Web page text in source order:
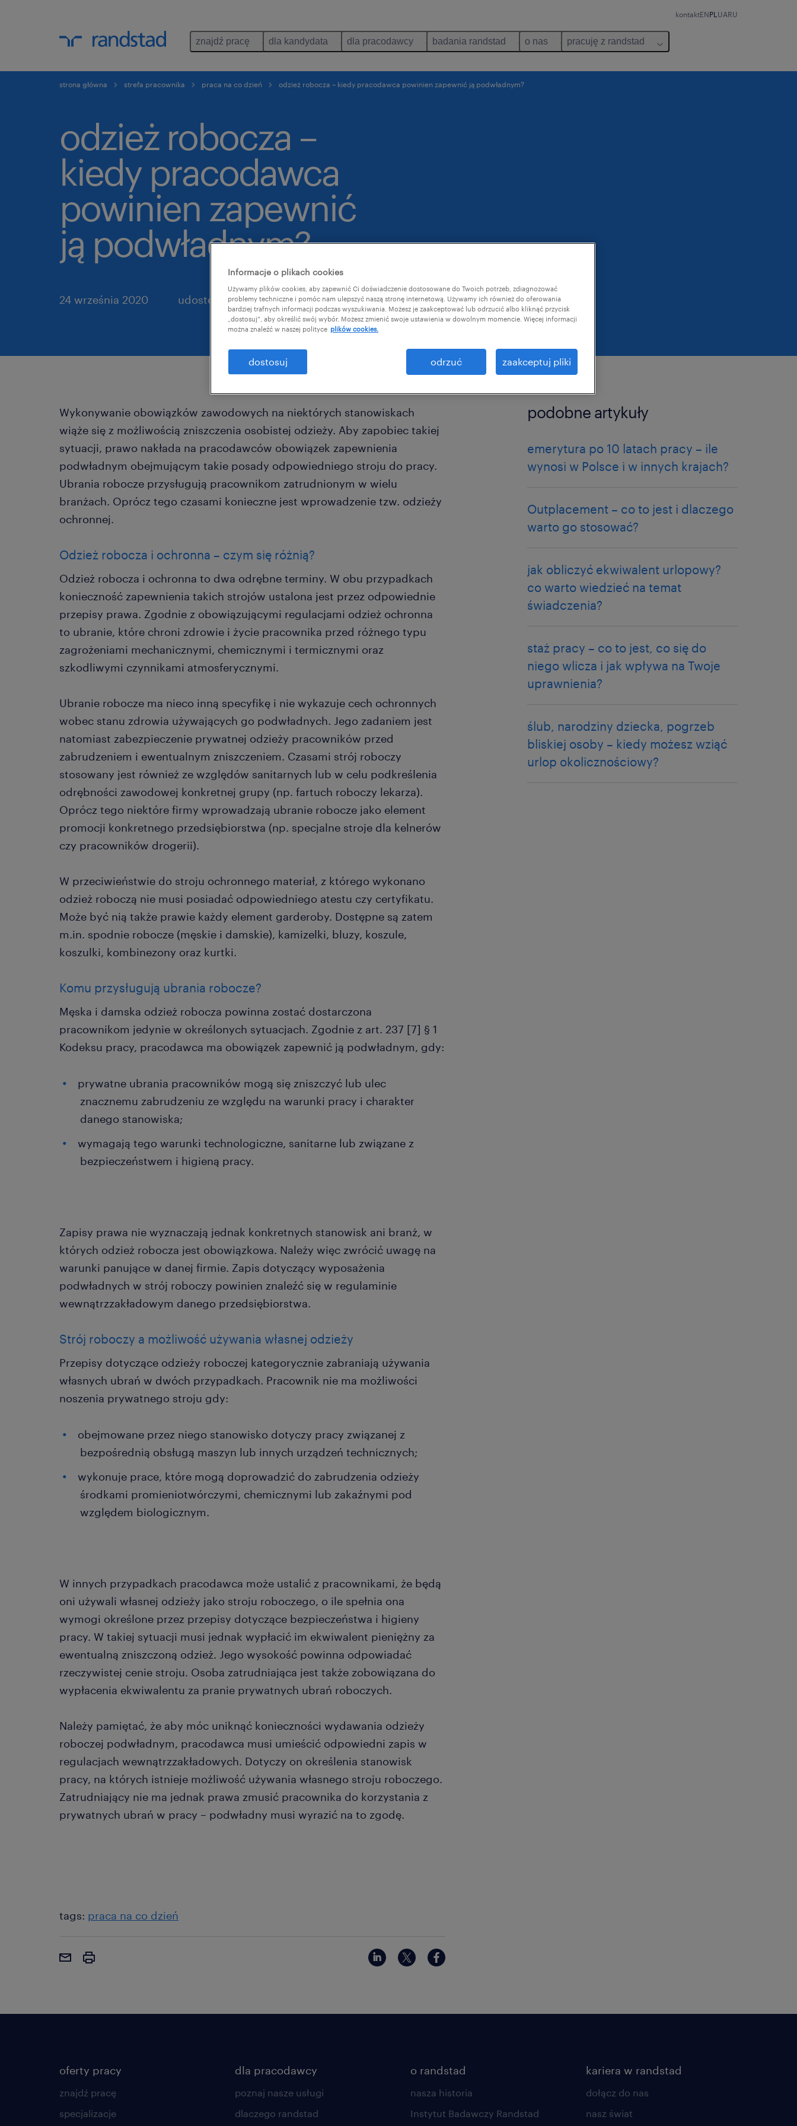
kontaktENPL UARU
znajdź pracę dla kandydata dla pracodawcy badania randstad o nas pracuję z randstad
strona główna strefa pracownika praca na co dzień odzież robocza – kiedy pracodawca powinien zapewnić ją podwładnym?
odzież robocza –
kiedy pracodawca
powinien zapewnić
ją podwładnym?
24 września 2020 udostępnij artykuł:
Wykonywanie obowiązków zawodowych na niektórych stanowiskach
wiąże się z możliwością zniszczenia osobistej odzieży. Aby zapobiec takiej
sytuacji, prawo nakłada na pracodawców obowiązek zapewnienia
podwładnym obejmującym takie posady odpowiedniego stroju do pracy.
Ubrania robocze przysługują pracownikom zatrudnionym w wielu
branżach. Oprócz tego czasami konieczne jest wprowadzenie tzw. odzieży
ochronnej.
Odzież robocza i ochronna – czym się różnią?
Odzież robocza i ochronna to dwa odrębne terminy. W obu przypadkach
konieczność zapewnienia takich strojów ustalona jest przez odpowiednie
przepisy prawa. Zgodnie z obowiązującymi regulacjami odzież ochronna
to ubranie, które chroni zdrowie i życie pracownika przed różnego typu
zagrożeniami mechanicznymi, chemicznymi i termicznymi oraz
szkodliwymi czynnikami atmosferycznymi.
Ubranie robocze ma nieco inną specyfikę i nie wykazuje cech ochronnych
wobec stanu zdrowia używających go podwładnych. Jego zadaniem jest
natomiast zabezpieczenie prywatnej odzieży pracowników przed
zabrudzeniem i ewentualnym zniszczeniem. Czasami strój roboczy
stosowany jest również ze względów sanitarnych lub w celu podkreślenia
odrębności zawodowej konkretnej grupy (np. fartuch roboczy lekarza).
Oprócz tego niektóre firmy wprowadzają ubranie robocze jako element
promocji konkretnego przedsiębiorstwa (np. specjalne stroje dla kelnerów
czy pracowników drogerii).
W przeciwieństwie do stroju ochronnego materiał, z którego wykonano
odzież roboczą nie musi posiadać odpowiedniego atestu czy certyfikatu.
Może być nią także prawie każdy element garderoby. Dostępne są zatem
m.in. spodnie robocze (męskie i damskie), kamizelki, bluzy, koszule,
koszulki, kombinezony oraz kurtki.
Komu przysługują ubrania robocze?
Męska i damska odzież robocza powinna zostać dostarczona
pracownikom jedynie w określonych sytuacjach. Zgodnie z art. 237 [7] § 1
Kodeksu pracy, pracodawca ma obowiązek zapewnić ją podwładnym, gdy:
prywatne ubrania pracowników mogą się zniszczyć lub ulec
znacznemu zabrudzeniu ze względu na warunki pracy i charakter
danego stanowiska;
wymagają tego warunki technologiczne, sanitarne lub związane z
bezpieczeństwem i higieną pracy.
Zapisy prawa nie wyznaczają jednak konkretnych stanowisk ani branż, w
których odzież robocza jest obowiązkowa. Należy więc zwrócić uwagę na
warunki panujące w danej firmie. Zapis dotyczący wyposażenia
podwładnych w strój roboczy powinien znaleźć się w regulaminie
wewnątrzzakładowym danego przedsiębiorstwa.
Strój roboczy a możliwość używania własnej odzieży
Przepisy dotyczące odzieży roboczej kategorycznie zabraniają używania
własnych ubrań w dwóch przypadkach. Pracownik nie ma możliwości
noszenia prywatnego stroju gdy:
obejmowane przez niego stanowisko dotyczy pracy związanej z
bezpośrednią obsługą maszyn lub innych urządzeń technicznych;
wykonuje prace, które mogą doprowadzić do zabrudzenia odzieży
środkami promieniotwórczymi, chemicznymi lub zakaźnymi pod
względem biologicznym.
W innych przypadkach pracodawca może ustalić z pracownikami, że będą
oni używali własnej odzieży jako stroju roboczego, o ile spełnia ona
wymogi określone przez przepisy dotyczące bezpieczeństwa i higieny
pracy. W takiej sytuacji musi jednak wypłacić im ekwiwalent pieniężny za
ewentualną zniszczoną odzież. Jego wysokość powinna odpowiadać
rzeczywistej cenie stroju. Osoba zatrudniająca jest także zobowiązana do
wypłacenia ekwiwalentu za pranie prywatnych ubrań roboczych.
Należy pamiętać, że aby móc uniknąć konieczności wydawania odzieży
roboczej podwładnym, pracodawca musi umieścić odpowiedni zapis w
regulacjach wewnątrzzakładowych. Dotyczy on określenia stanowisk
pracy, na których istnieje możliwość używania własnego stroju roboczego.
Zatrudniający nie ma jednak prawa zmusić pracownika do korzystania z
prywatnych ubrań w pracy – podwładny musi wyrazić na to zgodę.
tags: praca na co dzień
podobne artykuły
emerytura po 10 latach pracy – ile
wynosi w Polsce i w innych krajach?
Outplacement – co to jest i dlaczego
warto go stosować?
jak obliczyć ekwiwalent urlopowy?
co warto wiedzieć na temat
świadczenia?
staż pracy – co to jest, co się do
niego wlicza i jak wpływa na Twoje
uprawnienia?
ślub, narodziny dziecka, pogrzeb
bliskiej osoby – kiedy możesz wziąć
urlop okolicznościowy?
oferty pracy
znajdź pracę
specjalizacje
dla pracodawcy
poznaj nasze usługi
dlaczego randstad
o randstad
nasza historia
Instytut Badawczy Randstad
kariera w randstad
dołącz do nas
nasz świat
Informacje o plikach cookies
Używamy plików cookies, aby zapewnić Ci doświadczenie dostosowane do Twoich potrzeb, zdiagnozować
problemy techniczne i pomóc nam ulepszyć naszą stronę internetową. Używamy ich również do oferowania
bardziej trafnych informacji podczas wyszukiwania. Możesz je zaakceptować lub odrzucić albo kliknąć przycisk
„dostosuj”, aby określić swój wybór. Możesz zmienić swoje ustawienia w dowolnym momencie. Więcej informacji
można znaleźć w naszej polityce plików cookies.
dostosuj odrzuć zaakceptuj pliki